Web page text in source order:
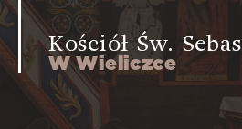
Kościół Św.
W Wieliczce